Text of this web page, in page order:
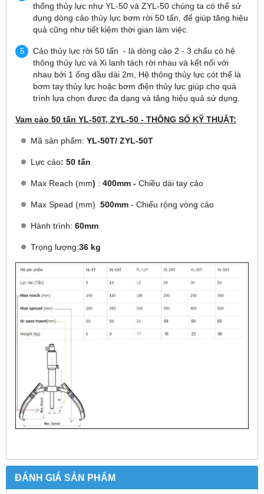
thống thủy lực như YL-50 và ZYL-50 chúng ta có thể sử
dụng dòng cảo thủy lực bơm rời 50 tấn, để giúp tăng hiệu
quả cũng như tiết kiệm thời gian làm việc.
Cảo thủy lực rời 50 tấn - là dòng cảo 2 - 3 chấu có hệ
thông thủy lực và Xi lanh tách rời nhau và kết nối với
nhau bởi 1 ống dầu dài 2m, Hệ thông thủy lực cót thể là
bơm tay thủy lực hoặc bơm điện thủy lực giúp cho quá
trình lựa chọn được đa dạng và tăng hiệu quả sử dụng.
Vam cảo 50 tấn YL-50T, ZYL-50 - THÔNG SỐ KỸ THUẬT:
Mã sản phẩm: YL-50T/ ZYL-50T
Lực cảo: 50 tấn
Max Reach (mm) : 400mm - Chiều dài tay cảo
Max Spead (mm) 500mm - Chiểu rộng vòng cảo
Hành trình: 60mm
Trọng lượng:36 kg
ĐÁNH GIÁ SẢN PHẨM